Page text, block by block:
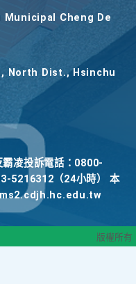
Municipal Cheng De
North Dist., Hsinchu
凌投訴電話：0800-
5216312（24小時） 本
版權所有